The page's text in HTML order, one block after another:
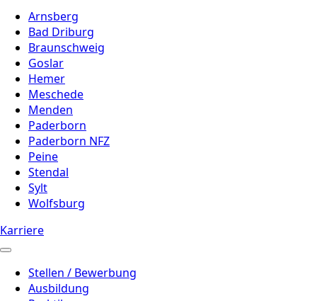
Arnsberg
Bad Driburg
Braunschweig
Goslar
Hemer
Meschede
Menden
Paderborn
Paderborn NFZ
Peine
Stendal
Sylt
Wolfsburg
Karriere
Stellen / Bewerbung
Ausbildung